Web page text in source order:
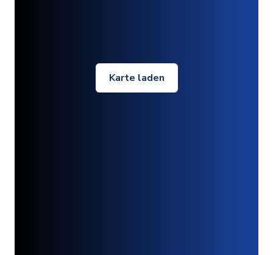
Karte laden